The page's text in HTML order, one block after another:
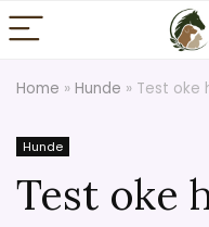
Home » Hunde » Test oke
Hunde
Test oke